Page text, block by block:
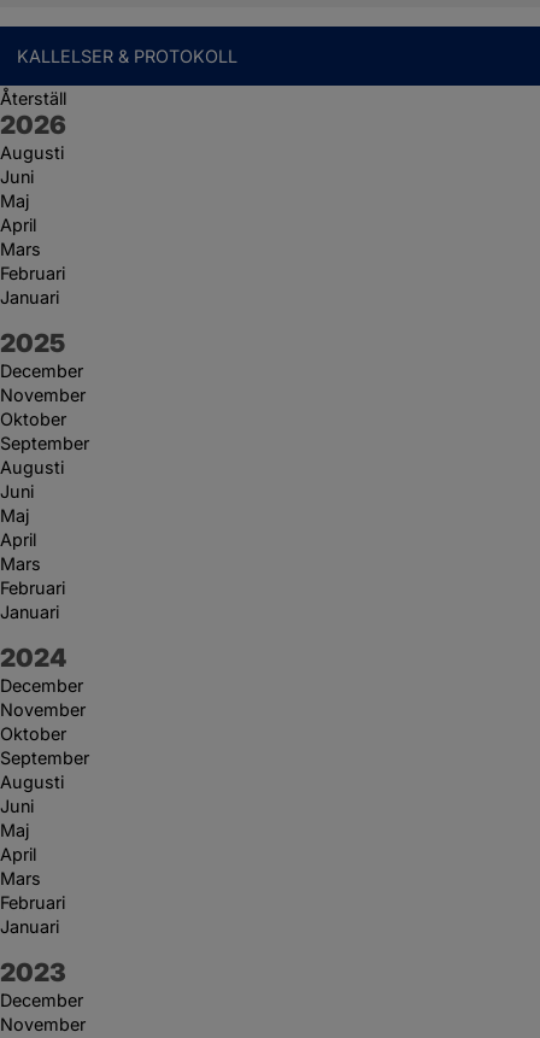
KALLELSER & PROTOKOLL
Återställ
År:
2026
Augusti
Juni
Maj
April
Mars
Februari
Januari
År:
2025
December
November
Oktober
September
Augusti
Juni
Maj
April
Mars
Februari
Januari
År:
2024
December
November
Oktober
September
Augusti
Juni
Maj
April
Mars
Februari
Januari
År:
2023
December
November